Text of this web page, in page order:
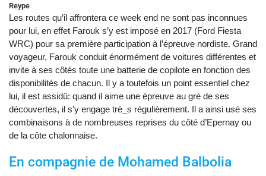
Reype
Les routes qu’il affrontera ce week end ne sont pas inconnues
pour lui, en effet Farouk s’y est imposé en 2017 (Ford Fiesta
WRC) pour sa première participation à l’épreuve nordiste. Grand
voyageur, Farouk conduit énormément de voitures différentes et
invite à ses côtés toute une batterie de copilote en fonction des
disponibilités de chacun. Il y a toutefois un point essentiel chez
lui, il est assidû: quand il aime une épreuve au gré de ses
découvertes, il s’y engage trè_s régulièrement. Il a ainsi usé ses
combinaisons à de nombreuses reprises du côté d’Epernay ou
de la côte chalonnaise.
En compagnie de Mohamed Balbolia